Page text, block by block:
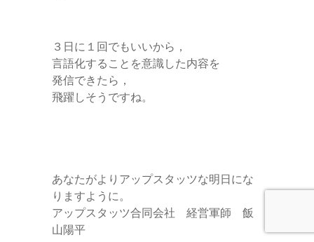
３日に１回でもいいから，
言語化することを意識した内容を
発信できたら，
飛躍しそうですね。
あなたがよりアップスタッツな明日にな
りますように。
アップスタッツ合同会社 経営軍師 飯
山陽平